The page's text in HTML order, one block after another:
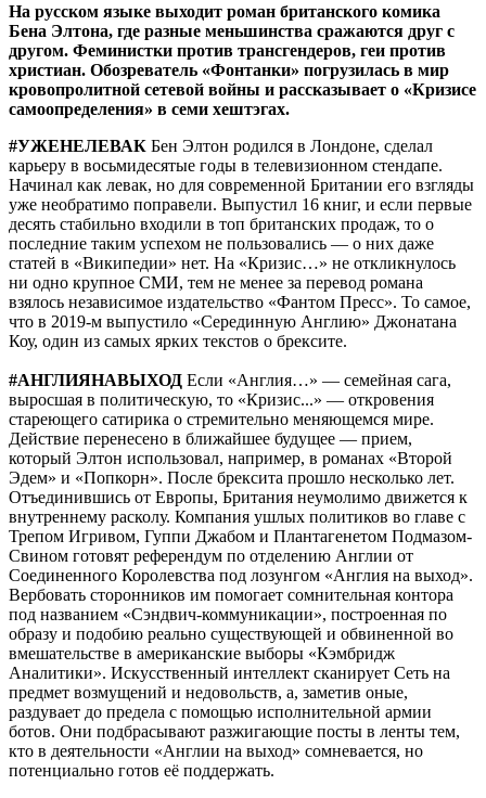
На русском языке выходит роман британского комика
Бена Элтона, где разные меньшинства сражаются друг с
другом. Феминистки против трансгендеров, геи против
христиан. Обозреватель «Фонтанки» погрузилась в мир
кровопролитной сетевой войны и рассказывает о «Кризисе
самоопределения» в семи хештэгах.
#УЖЕНЕЛЕВАК Бен Элтон родился в Лондоне, сделал
карьеру в восьмидесятые годы в телевизионном стендапе.
Начинал как левак, но для современной Британии его взгляды
уже необратимо поправели. Выпустил 16 книг, и если первые
десять стабильно входили в топ британских продаж, то о
последние таким успехом не пользовались — о них даже
статей в «Википедии» нет. На «Кризис…» не откликнулось
ни одно крупное СМИ, тем не менее за перевод романа
взялось независимое издательство «Фантом Пресс». То самое,
что в 2019-м выпустило «Серединную Англию» Джонатана
Коу, один из самых ярких текстов о брексите.
#АНГЛИЯНАВЫХОД Если «Англия…» — семейная сага,
выросшая в политическую, то «Кризис...» — откровения
стареющего сатирика о стремительно меняющемся мире.
Действие перенесено в ближайшее будущее — прием,
который Элтон использовал, например, в романах «Второй
Эдем» и «Попкорн». После брексита прошло несколько лет.
Отъединившись от Европы, Британия неумолимо движется к
внутреннему расколу. Компания ушлых политиков во главе с
Трепом Игривом, Гуппи Джабом и Плантагенетом Подмазом-
Свином готовят референдум по отделению Англии от
Соединенного Королевства под лозунгом «Англия на выход».
Вербовать сторонников им помогает сомнительная контора
под названием «Сэндвич-коммуникации», построенная по
образу и подобию реально существующей и обвиненной во
вмешательстве в американские выборы «Кэмбридж
Аналитики». Искусственный интеллект сканирует Сеть на
предмет возмущений и недовольств, а, заметив оные,
раздувает до предела с помощью исполнительной армии
ботов. Они подбрасывают разжигающие посты в ленты тем,
кто в деятельности «Англии на выход» сомневается, но
потенциально готов её поддержать.